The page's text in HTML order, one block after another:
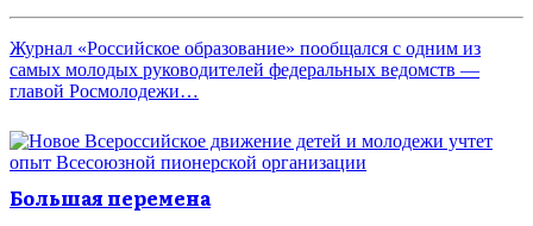
Журнал «Российское образование» пообщался с одним из
самых молодых руководителей федеральных ведомств —
главой Росмолодежи…
Большая перемена